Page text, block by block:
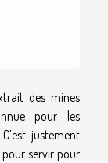
des mines
pour les
justement
pour servir pour